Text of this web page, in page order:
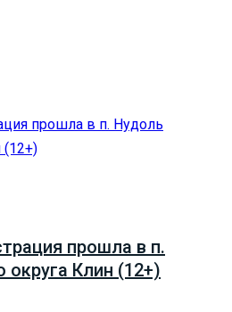
прошла в п.
округа Клин (12+)